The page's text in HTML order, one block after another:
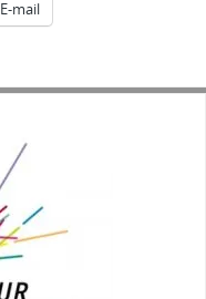
E-mail